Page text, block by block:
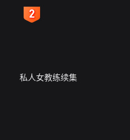
私人女教练续集